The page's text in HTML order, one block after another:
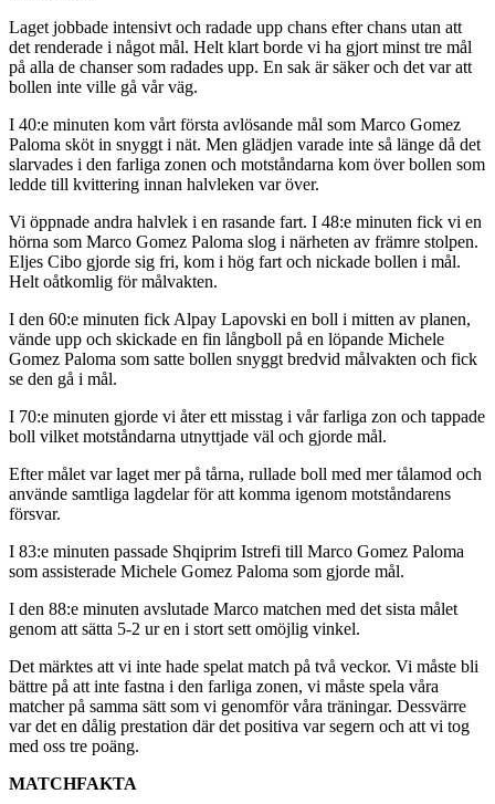
Laget jobbade intensivt och radade upp chans efter chans utan att
det renderade i något mål. Helt klart borde vi ha gjort minst tre mål
på alla de chanser som radades upp. En sak är säker och det var att
bollen inte ville gå vår väg.
I 40:e minuten kom vårt första avlösande mål som Marco Gomez
Paloma sköt in snyggt i nät. Men glädjen varade inte så länge då det
slarvades i den farliga zonen och motståndarna kom över bollen som
ledde till kvittering innan halvleken var över.
Vi öppnade andra halvlek i en rasande fart. I 48:e minuten fick vi en
hörna som Marco Gomez Paloma slog i närheten av främre stolpen.
Eljes Cibo gjorde sig fri, kom i hög fart och nickade bollen i mål.
Helt oåtkomlig för målvakten.
I den 60:e minuten fick Alpay Lapovski en boll i mitten av planen,
vände upp och skickade en fin långboll på en löpande Michele
Gomez Paloma som satte bollen snyggt bredvid målvakten och fick
se den gå i mål.
I 70:e minuten gjorde vi åter ett misstag i vår farliga zon och tappade
boll vilket motståndarna utnyttjade väl och gjorde mål.
Efter målet var laget mer på tårna, rullade boll med mer tålamod och
använde samtliga lagdelar för att komma igenom motståndarens
försvar.
I 83:e minuten passade Shqiprim Istrefi till Marco Gomez Paloma
som assisterade Michele Gomez Paloma som gjorde mål.
I den 88:e minuten avslutade Marco matchen med det sista målet
genom att sätta 5-2 ur en i stort sett omöjlig vinkel.
Det märktes att vi inte hade spelat match på två veckor. Vi måste bli
bättre på att inte fastna i den farliga zonen, vi måste spela våra
matcher på samma sätt som vi genomför våra träningar. Dessvärre
var det en dålig prestation där det positiva var segern och att vi tog
med oss tre poäng.
MATCHFAKTA